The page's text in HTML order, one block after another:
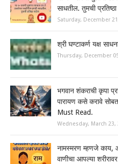
साधतील. तुमची
Saturday, December
श्री घण्टाकर्ण यक्ष
Thursday, December
भगवान शंकराची कृपा
पारायण कसे करावे
Must Read.
Wednesday, March 23,
नामस्मरण म्हणजे काय,
वाणीचा आपल्या